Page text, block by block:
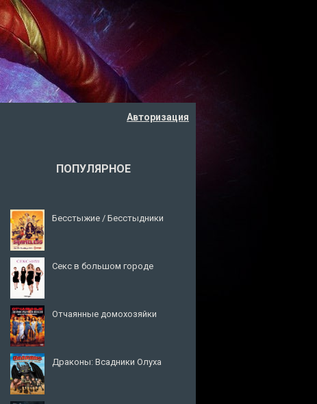
Авторизация
ПОПУЛЯРНОЕ
Бесстыжие / Бесстыдники
Секс в большом городе
Отчаянные домохозяйки
Драконы: Всадники Олуха